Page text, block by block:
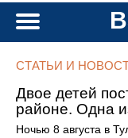
СТАТЬИ И
Двое детей
районе. Одна
Ночью 8 августа в